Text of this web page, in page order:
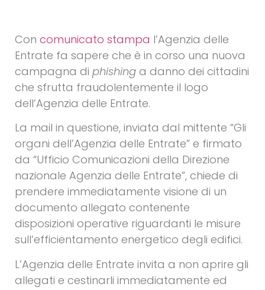
Con comunicato stampa l’Agenzia delle
Entrate fa sapere che è in corso una nuova
campagna di phishing a danno dei cittadini
che sfrutta fraudolentemente il logo
dell’Agenzia delle Entrate.
La mail in questione, inviata dal mittente “Gli
organi dell’Agenzia delle Entrate” e firmato
da “Ufficio Comunicazioni della Direzione
nazionale Agenzia delle Entrate”, chiede di
prendere immediatamente visione di un
documento allegato contenente
disposizioni operative riguardanti le misure
sull’efficientamento energetico degli edifici.
L’Agenzia delle Entrate invita a non aprire gli
allegati e cestinarli immediatamente ed